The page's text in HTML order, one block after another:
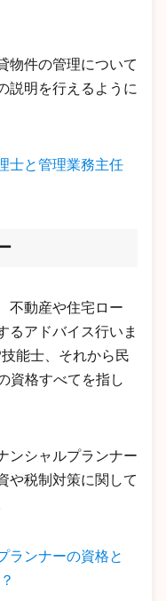
物件の管理について
説明を行えるように
士と管理業務主任
不動産や住宅ロー
るアドバイス行いま
能士、それから民
資格すべてを指し
ンシャルプランナー
や税制対策に関して
ランナーの資格と